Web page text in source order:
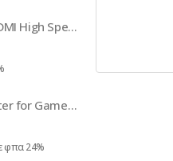
HDMI to Mini-HDMI High Speed (3,0 Meter) 80093-3M
AC Power Adapter for GameCube
φπα 24%